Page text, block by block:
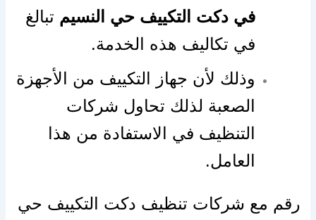
في دكت التكييف حي النسيم تبالغ
في تكاليف هذه الخدمة.
وذلك لأن جهاز التكييف من الأجهزة
الصعبة لذلك تحاول شركات
التنظيف في الاستفادة من هذا
العامل.
رقم مع شركات تنظيف دكت التكييف حي